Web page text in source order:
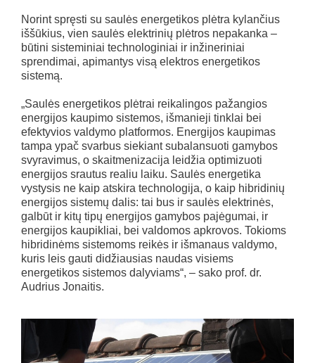
Norint spręsti su saulės energetikos plėtra kylančius
iššūkius, vien saulės elektrinių plėtros nepakanka –
būtini sisteminiai technologiniai ir inžineriniai
sprendimai, apimantys visą elektros energetikos
sistemą.
„Saulės energetikos plėtrai reikalingos pažangios
energijos kaupimo sistemos, išmanieji tinklai bei
efektyvios valdymo platformos. Energijos kaupimas
tampa ypač svarbus siekiant subalansuoti gamybos
svyravimus, o skaitmenizacija leidžia optimizuoti
energijos srautus realiu laiku. Saulės energetika
vystysis ne kaip atskira technologija, o kaip hibridinių
energijos sistemų dalis: tai bus ir saulės elektrinės,
galbūt ir kitų tipų energijos gamybos pajėgumai, ir
energijos kaupikliai, bei valdomos apkrovos. Tokioms
hibridinėms sistemoms reikės ir išmanaus valdymo,
kuris leis gauti didžiausias naudas visiems
energetikos sistemos dalyviams“, – sako prof. dr.
Audrius Jonaitis.